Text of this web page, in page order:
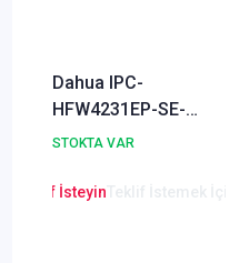
Dahua IPC-
HFW4231EP-SE-
0360B 2 MP WDR
Kamera
STOKTA VAR
Teklif İsteyin Teklif İstemek İçin